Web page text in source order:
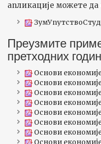
апликације можете да
Преузмите
претходних
Основи
Основи
Основи
Основи
Основи
Основи
Основи
Основи